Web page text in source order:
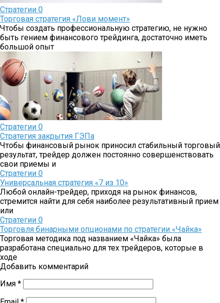
Стратегии 0
Торговая стратегия «Лови момент»
Чтобы создать профессиональную стратегию, не нужно
быть гением финансового трейдинга, достаточно иметь
большой опыт
Стратегии 0
Стратегия закрытия ГЭПа
Чтобы финансовый рынок приносил стабильный торговый
результат, трейдер должен постоянно совершенствовать
свои приемы и
Стратегии 0
Универсальная стратегия «7 из 10»
Любой онлайн-трейдер, приходя на рынок финансов,
стремится найти для себя наиболее результативный прием
или
Стратегии 0
Торговля бинарными опционами по стратегии «Чайка»
Торговая методика под названием «Чайка» была
разработана специально для тех трейдеров, которые в
ходе
Добавить комментарий
Имя *